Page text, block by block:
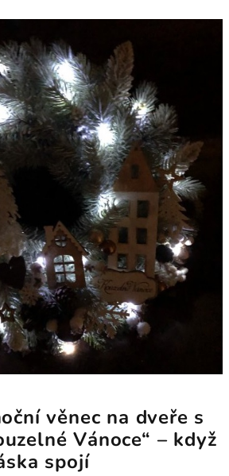
věnec na dveře s
Vánoce“ – když
spojí